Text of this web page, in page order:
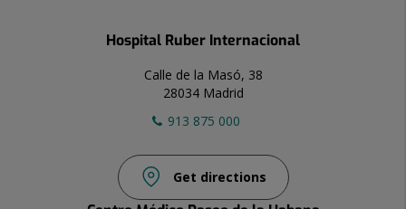
Hospital Ruber Internacional
Calle de la Masó, 38
28034 Madrid
913 875 000
Get directions